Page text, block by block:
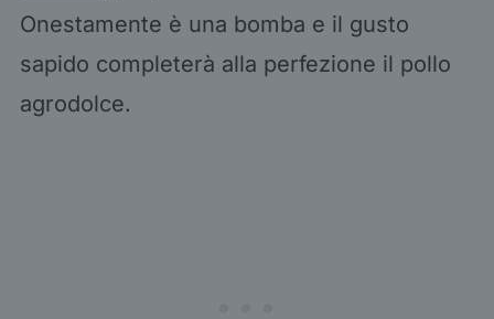
Onestamente è una bomba e il gusto
sapido completerà alla perfezione il pollo
agrodolce.